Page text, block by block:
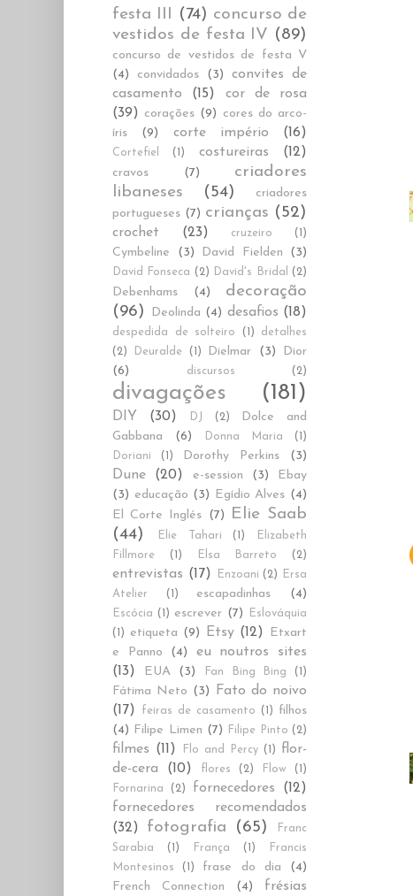
festa III
(74) concurso de
vestidos de festa IV (89)
concurso de vestidos de festa V
(4)
convidados (3)
convites de
casamento
(15)
cor de rosa
(39) corações (9) cores do arco-
íris
(9) corte império (16)
Cortefiel (1) costureiras (12)
cravos (7)
criadores
libaneses
(54)
criadores
portugueses (7) crianças (52)
crochet (23) cruzeiro (1)
Cymbeline (3) David Fielden (3)
David Fonseca (2) David's Bridal (2)
Debenhams (4)
decoração
(96)
Deolinda (4) desafios (18)
despedida de solteiro (1)
detalhes
(2)
Deuralde (1) Dielmar (3)
Dior
(6)
discursos (2)
divagações (181)
DIY (30) DJ (2)
Dolce and
Gabbana
(6) Donna Maria
(1)
Doriani
(1) Dorothy Perkins (3)
Dune (20) e-session (3)
Ebay
(3) educação (3) Egídio Alves (4)
El Corte Inglés (7)
Elie Saab
(44)
Elie Tahari (1)
Elizabeth
Fillmore
(1) Elsa Barreto (2)
entrevistas (17) Enzoani (2)
Ersa
Atelier
(1) escapadinhas (4)
Escócia (1) escrever (7)
Eslováquia
(1)
etiqueta (9) Etsy (12)
Etxart
e Panno
(4)
eu noutros sites
(13)
EUA (3) Fan Bing Bing (1)
Fátima Neto (3)
Fato do noivo
(17)
feiras de casamento (1)
filhos
(4) Filipe Limen (7) Filipe Pinto (2)
filmes (11) Flo and Percy (1)
flor-
de-cera
(10) flores (2) Flow
(1)
Fornarina
(2) fornecedores
(12)
fornecedores recomendados
(32)
fotografia (65)
Franc
Sarabia
(1) França (1)
Francis
Montesinos
(1) frase do dia
(4)
French Connection
(4) frésias